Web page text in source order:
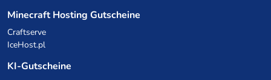
Minecraft Hosting Gutscheine
Craftserve
IceHost.pl
KI-Gutscheine